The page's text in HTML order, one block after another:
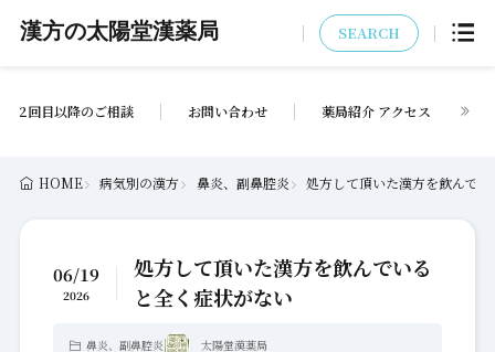
漢方の太陽堂漢薬局 SEARCH
2回目以降のご相談 お問い合わせ 薬局紹介 アクセス
HOME 病気別の漢方 鼻炎、副鼻腔炎 処方して頂いた漢方を飲んで
06/19
2026
処方して頂いた漢方を飲んでいる
と全く症状がない
鼻炎、副鼻腔炎 太陽堂漢薬局